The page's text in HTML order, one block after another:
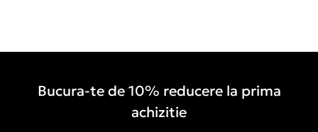
Bucura-te de 10% reducere la prima
achizitie